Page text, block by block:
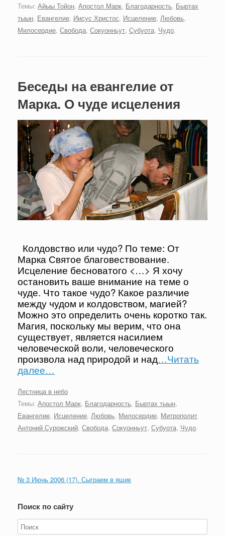
Темы: Айыы Тойон, Апостол Марк, Благодарность, Быртах
тыын, Евангелие, Иисус Христос, Исцеление, Любовь,
Милосердие, Свобода, Сокуонньут, Субуота, Чудо.
Беседы на евангелие от
Марка. О чуде исцеления
Колдовство или чудо? По теме: От
Марка Святое благовествование.
Исцеление бесноватого <…> Я хочу
остановить ваше внимание на теме о
чуде. Что такое чудо? Какое различие
между чудом и колдовством, магией?
Можно это определить очень коротко так.
Магия, поскольку мы верим, что она
существует, является насилием
человеческой воли, человеческого
произвола над природой и над…Читать
далее…
Лестница в небо
Темы: Апостол Марк, Благодарность, Быртах тыын,
Евангелие, Исцеление, Любовь, Милосердие, Митрополит
Антоний Сурожский, Свобода, Сокуонньут, Субуота, Чудо.
№ 3 Июнь 2006 (17). Сыграем в ящик
Поиск по сайту